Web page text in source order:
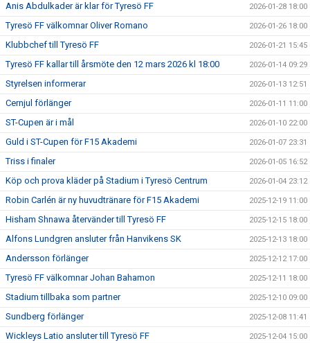
Anis Abdulkader är klar för Tyresö FF 2026-01-28 18:00
Tyresö FF välkomnar Oliver Romano 2026-01-26 18:00
Klubbchef till Tyresö FF 2026-01-21 15:45
Tyresö FF kallar till årsmöte den 12 mars 2026 kl 18:00 2026-01-14 09:29
Styrelsen informerar 2026-01-13 12:51
Cernjul förlänger 2026-01-11 11:00
ST-Cupen är i mål 2026-01-10 22:00
Guld i ST-Cupen för F15 Akademi 2026-01-07 23:31
Triss i finaler 2026-01-05 16:52
Köp och prova kläder på Stadium i Tyresö Centrum 2026-01-04 23:12
Robin Carlén är ny huvudtränare för F15 Akademi 2025-12-19 11:00
Hisham Shnawa återvänder till Tyresö FF 2025-12-15 18:00
Alfons Lundgren ansluter från Hanvikens SK 2025-12-13 18:00
Andersson förlänger 2025-12-12 17:00
Tyresö FF välkomnar Johan Bahamon 2025-12-11 18:00
Stadium tillbaka som partner 2025-12-10 09:00
Sundberg förlänger 2025-12-08 11:41
Wickleys Latio ansluter till Tyresö FF 2025-12-04 15:00